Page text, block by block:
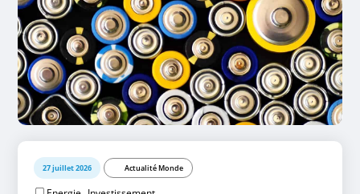
27 juillet 2026 Actualité Monde